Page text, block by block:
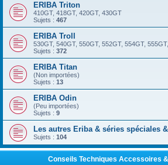
ERIBA Triton
410GT, 418GT, 420GT, 430GT
Sujets : 467
ERIBA Troll
530GT, 540GT, 550GT, 552GT, 554GT,
Sujets : 372
ERIBA Titan
(Non importées)
Sujets : 13
ERIBA Odin
(Peu importées)
Sujets : 9
Les autres Eriba & séries spéciales
Sujets : 104
Conseils Techniques Accessoires